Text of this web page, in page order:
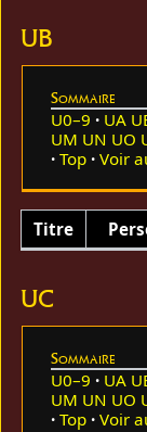
UB
Sommaire
U0–9 UA
UM UN UO
Top
Voir
Titre
UC
Sommaire
U0–9 UA
UM UN UO
Top
Voir